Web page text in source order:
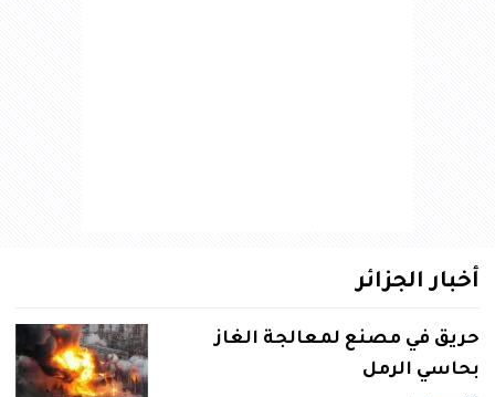
أخبار الجزائر
حريق في مصنع لمعالجة الغاز
بحاسي الرمل